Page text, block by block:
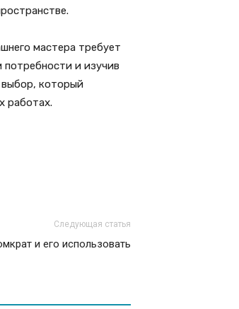
мастера требует
и изучив
выбор, который
работах.
Следующая статья
и его использовать